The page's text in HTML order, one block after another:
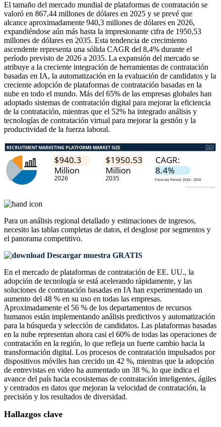
El tamaño del mercado mundial de plataformas de contratación se
valoró en 867,44 millones de dólares en 2025 y se prevé que
alcance aproximadamente 940,3 millones de dólares en 2026,
expandiéndose aún más hasta la impresionante cifra de 1950,53
millones de dólares en 2035. Esta tendencia de crecimiento
ascendente representa una sólida CAGR del 8,4% durante el
período previsto de 2026 a 2035. La expansión del mercado se
atribuye a la creciente integración de herramientas de contratación
basadas en IA, la automatización en la evaluación de candidatos y la
creciente adopción de plataformas de contratación basadas en la
nube en todo el mundo. Más del 65% de las empresas globales han
adoptado sistemas de contratación digital para mejorar la eficiencia
de la contratación, mientras que el 52% ha integrado análisis y
tecnologías de contratación virtual para mejorar la gestión y la
productividad de la fuerza laboral.
Para un análisis regional detallado y estimaciones de ingresos,
necesito las tablas completas de datos, el desglose por segmentos y
el panorama competitivo.
Descargar muestra GRATIS
En el mercado de plataformas de contratación de EE. UU., la
adopción de tecnología se está acelerando rápidamente, y las
soluciones de contratación basadas en IA han experimentado un
aumento del 48 % en su uso en todas las empresas.
Aproximadamente el 56 % de los departamentos de recursos
humanos están implementando análisis predictivos y automatización
para la búsqueda y selección de candidatos. Las plataformas basadas
en la nube representan ahora casi el 60% de todas las operaciones de
contratación en la región, lo que refleja un fuerte cambio hacia la
transformación digital. Los procesos de contratación impulsados ​​por
dispositivos móviles han crecido un 42 %, mientras que la adopción
de entrevistas en video ha aumentado un 38 %, lo que indica el
avance del país hacia ecosistemas de contratación inteligentes, ágiles
y centrados en datos que mejoran la velocidad de contratación, la
precisión y los resultados de diversidad.
Hallazgos clave